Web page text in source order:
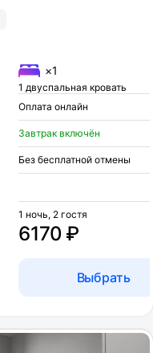
×1
1 двуспальная кровать
Оплата онлайн
Завтрак включён
Без бесплатной отмены
6170 ₽
1 ночь, 2 гостя
Выбрать